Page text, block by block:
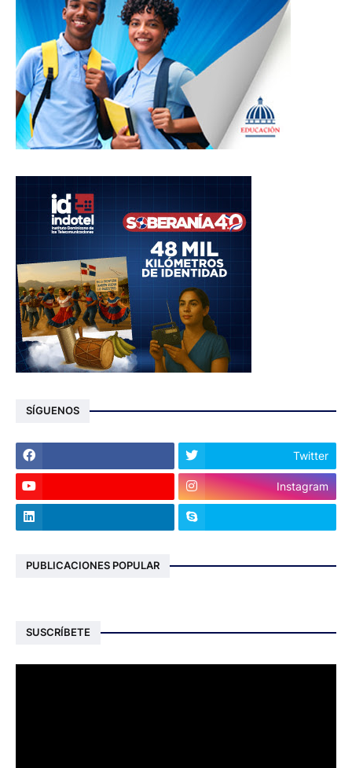
SÍGUENOS
Twitter
Instagram
PUBLICACIONES POPULAR
SUSCRÍBETE